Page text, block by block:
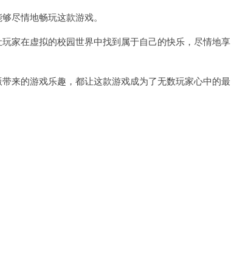
情地畅玩这款游戏。
在虚拟的校园世界中找到属于自己的快乐，尽情地享
的游戏乐趣，都让这款游戏成为了无数玩家心中的最